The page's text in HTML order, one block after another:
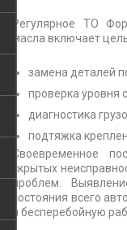
Регулярное ТО
масла включает
замена деталей
проверка
диагностика
подтяжка
Своевременное
скрытых
проблем.
состояния всего
и бесперебойную